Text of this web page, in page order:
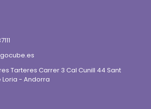
Tarteres Carrer 3 Cal Cunill 44 Sant
Loria - Andorra